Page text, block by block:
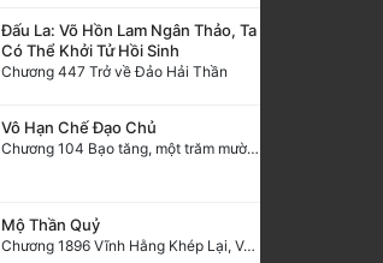
Đấu La: Võ Hồn Lam Ngân Thảo, Ta
Có Thể Khởi Tử Hồi Sinh
Chương 447 Trở về Đảo Hải Thần
Vô Hạn Chế Đạo Chủ
Chương 104 Bạo tăng, một trăm mười điểm khế hợp!
Mộ Thần Quỷ
Chương 1896 Vĩnh Hằng Khép Lại, Vạn Cổ Trường Ca [+ Hậu ký. HẾT]